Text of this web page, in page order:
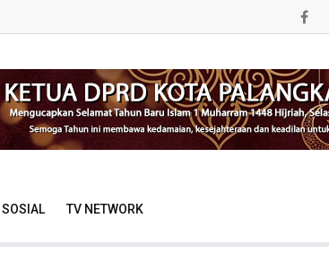
SOSIAL TV NETWORK